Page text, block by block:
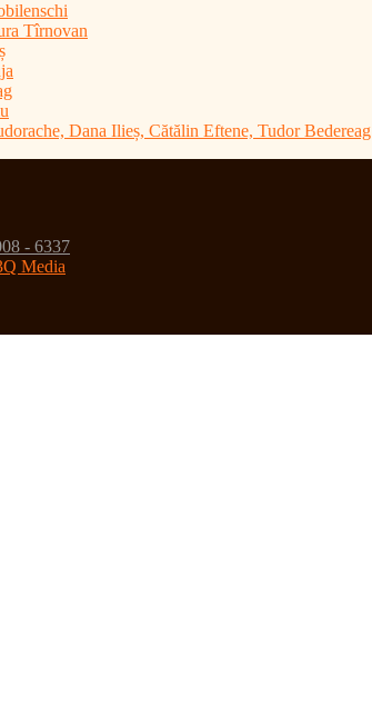
Tîrnovan
Dana Ilieș, Cătălin Eftene, Tudor Bedereag
- 6337
Media